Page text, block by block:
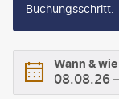
Buchungsschritt.
Wann &
08.08.26 –